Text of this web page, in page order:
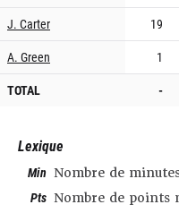
J. Carter
19
A. Green
1
TOTAL
-
Lexique
Min Nombre de
Pts Nombre de points